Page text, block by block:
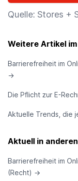
Quelle: Stores +
Weitere Artikel
Barrierefreiheit im
→
Die Pflicht zur E-
Aktuelle Trends, die
Aktuell in
Barrierefreiheit im
(Recht) →